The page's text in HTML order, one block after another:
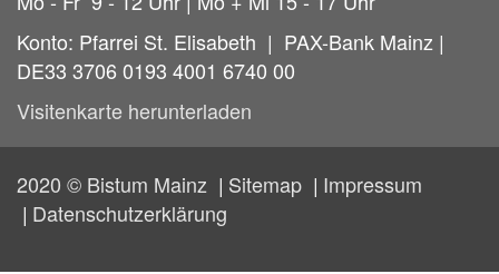
Konto: Pfarrei St. Elisabeth | PAX-Bank Mainz |
DE33 3706 0193 4001 6740 00
Visitenkarte herunterladen
2020 © Bistum Mainz Sitemap
Impressum
Datenschutzerklärung